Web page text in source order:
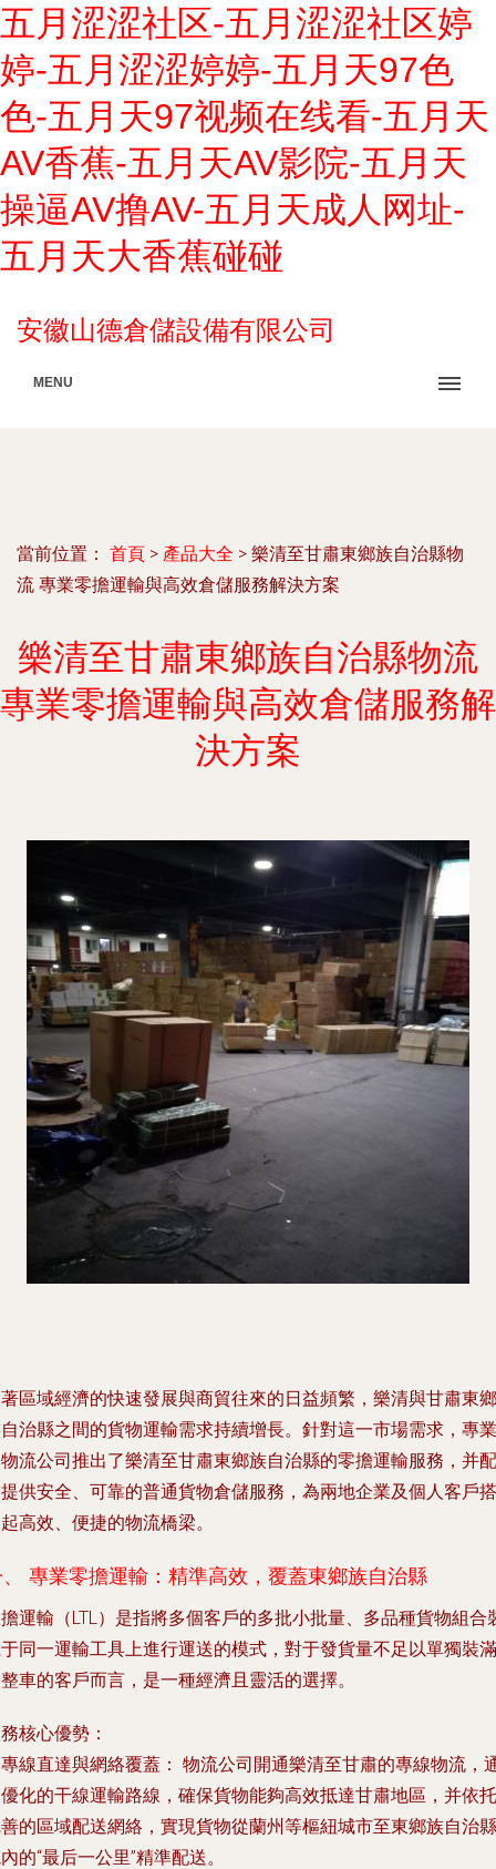
五月涩涩社区-五月涩涩社区婷
婷-五月涩涩婷婷-五月天97色
色-五月天97视频在线看-五月天
AV香蕉-五月天AV影院-五月天
操逼AV撸AV-五月天成人网址-
五月天大香蕉碰碰
安徽山德倉儲設備有限公司
MENU
當前位置： 首頁 > 產品大全 > 樂清至甘肅東鄉族自治縣物
流 專業零擔運輸與高效倉儲服務解決方案
樂清至甘肅東鄉族自治縣物流
專業零擔運輸與高效倉儲服務解
決方案
區域經濟的快速發展與商貿往來的日益頻繁，樂清與甘肅東鄉
治縣之間的貨物運輸需求持續增長。針對這一市場需求，專業
流公司推出了樂清至甘肅東鄉族自治縣的零擔運輸服務，并配
供安全、可靠的普通貨物倉儲服務，為兩地企業及個人客戶搭
高效、便捷的物流橋梁。
專業零擔運輸：精準高效，覆蓋東鄉族自治縣
運輸（LTL）是指將多個客戶的多批小批量、多品種貨物組合
同一運輸工具上進行運送的模式，對于發貨量不足以單獨裝滿
車的客戶而言，是一種經濟且靈活的選擇。
核心優勢：
專線直達與網絡覆蓋： 物流公司開通樂清至甘肅的專線物流，
化的干線運輸路線，確保貨物能夠高效抵達甘肅地區，并依托
的區域配送網絡，實現貨物從蘭州等樞紐城市至東鄉族自治縣
的“最后一公里”精準配送。